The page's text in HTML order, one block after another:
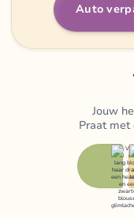
Auto
Jouw
Praat met